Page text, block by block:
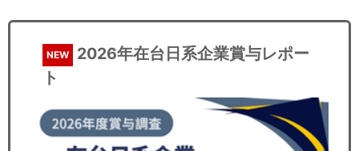
NEW
2026年在台日系企業賞与レポー
ト